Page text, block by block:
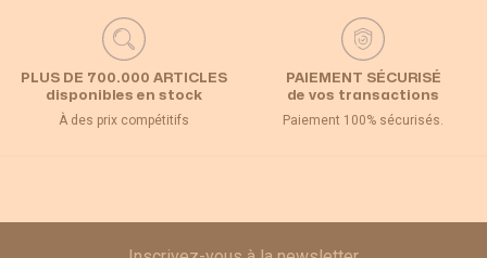
PLUS DE 700.000 ARTICLES
disponibles en stock
À des prix compétitifs
PAIEMENT SÉCURISÉ
de vos transactions
Paiement 100% sécurisés.